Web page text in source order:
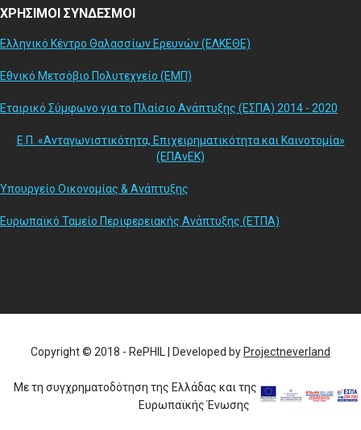
ΧΡΗΣΙΜΟΙ ΣΥΝΔΕΣΜΟΙ
Ελληνικό Κέντρο Θαλασσίων Ερευνών (ΕΛΚΕΘΕ)
Εθνικό Μετσόβιο Πολυτεχνείο (ΕΜΠ)
Εταιρικό Σύμφωνο για το Πλαίσιο Ανάπτυξης (ΕΣΠΑ) 2014 - 2020
Ε.Π. «Ανταγωνιστικότητα, Επιχειρηματικότητα και Καινοτομία»
(ΕΠΑνΕΚ)
Υπουργείο Οικονομίας & Ανάπτυξης
Ευρωπαϊκό Ταμείο Περιφερειακής Ανάπτυξης (ΕΤΠΑ)
Copyright © 2018 - RePHIL | Developed by Projectneverland
Με τη συγχρηματοδότηση της Ελλάδας και της
Ευρωπαϊκής Ένωσης